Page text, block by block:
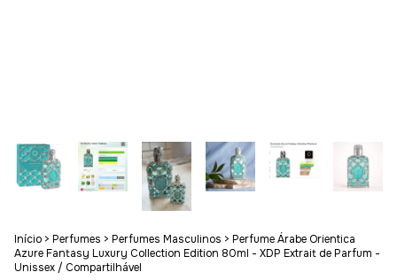
Início > Perfumes > Perfumes Masculinos > Perfume Árabe Orientica
Azure Fantasy Luxury Collection Edition 80ml - XDP Extrait de Parfum -
Unissex / Compartilhável